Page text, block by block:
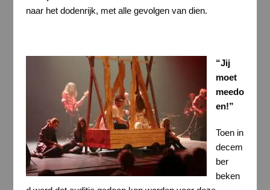
naar het dodenrijk, met alle gevolgen van dien.
“Jij
moet
meedo
en!”
Toen in
decem
ber
beken